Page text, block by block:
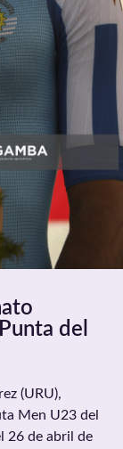
del
(URU),
Men U23 del
26 de abril de